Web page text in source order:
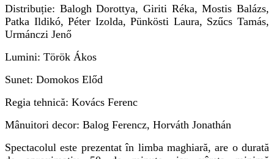
Distribuție: Balogh Dorottya, Giriti Réka, Mostis Balázs,
Patka Ildikó, Péter Izolda, Pünkösti Laura, Szűcs Tamás,
Urmánczi Jenő
Lumini: Török Ákos
Sunet: Domokos Előd
Regia tehnică: Kovács Ferenc
Mânuitori decor: Balog Ferencz, Horváth Jonathán
Spectacolul este prezentat în limba maghiară, are o durată